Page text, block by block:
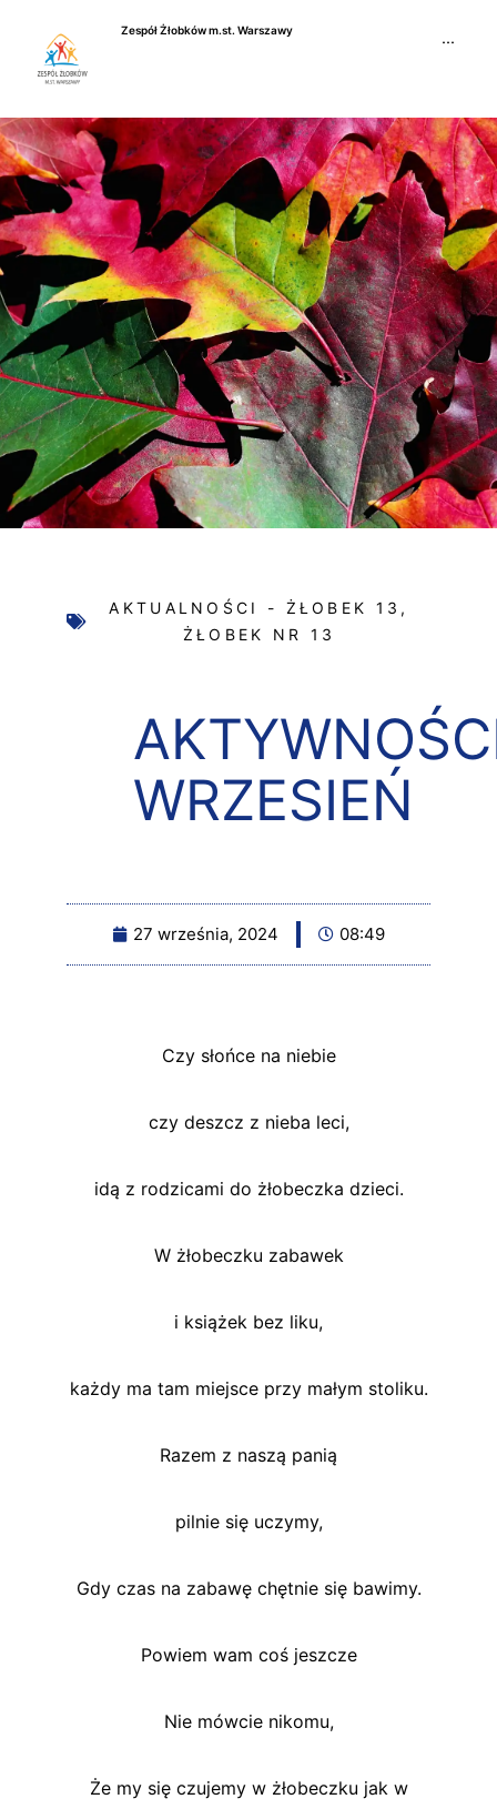
Zespół Żłobków m.st. Warszawy
···
AKTUALNOŚCI - ŻŁOBEK 13 ,
ŻŁOBEK NR 13
WRZESIEŃ
27 września, 2024 08:49
Czy słońce na niebie
czy deszcz z nieba leci,
idą z rodzicami do żłobeczka dzieci.
W żłobeczku zabawek
i książek bez liku,
każdy ma tam miejsce przy małym stoliku.
Razem z naszą panią
pilnie się uczymy,
Gdy czas na zabawę chętnie się bawimy.
Powiem wam coś jeszcze
Nie mówcie nikomu,
Że my się czujemy w żłobeczku jak w